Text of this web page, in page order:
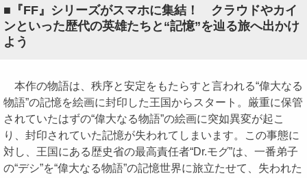
■『FF』シリーズがスマホに集結！ クラウドやカイ
ンといった歴代の英雄たちと“記憶”を辿る旅へ出かけ
よう
本作の物語は、秩序と安定をもたらすと言われる“偉大なる
物語”の記憶を絵画に封印した王国からスタート。厳重に保管
されていたはずの“偉大なる物語”の絵画に突如異変が起こ
り、封印されていた記憶が失われてしまいます。この事態に
対し、王国にある歴史省の最高責任者“Dr.モグ”は、一番弟子
の“デシ”を“偉大なる物語”の記憶世界に旅立たせて、失われた